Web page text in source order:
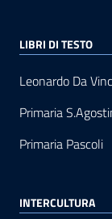
LIBRI DI TESTO
Leonardo Da
Primaria
Primaria Pascoli
INTERCULTURA